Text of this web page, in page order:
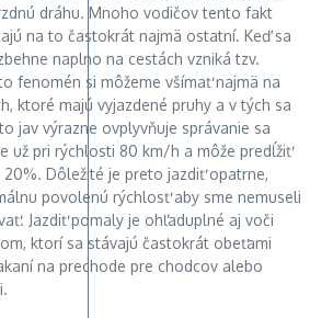
dráhu. Mnoho vodičov tento fakt
na to častokrát najmä ostatní. Keď sa
naplno na cestách vzniká tzv.
fenomén si môžeme všímať najmä na
ktoré majú vyjazdené pruhy a v tých sa
jav výrazne ovplyvňuje správanie sa
už pri rýchlosti 80 km/h a môže predĺžiť
20%. Dôležité je preto jazdiť opatrne,
povolenú rýchlosť aby sme nemuseli
Jazdiť pomaly je ohľaduplné aj voči
ktorí sa stávajú častokrát obeťami
na prechode pre chodcov alebo